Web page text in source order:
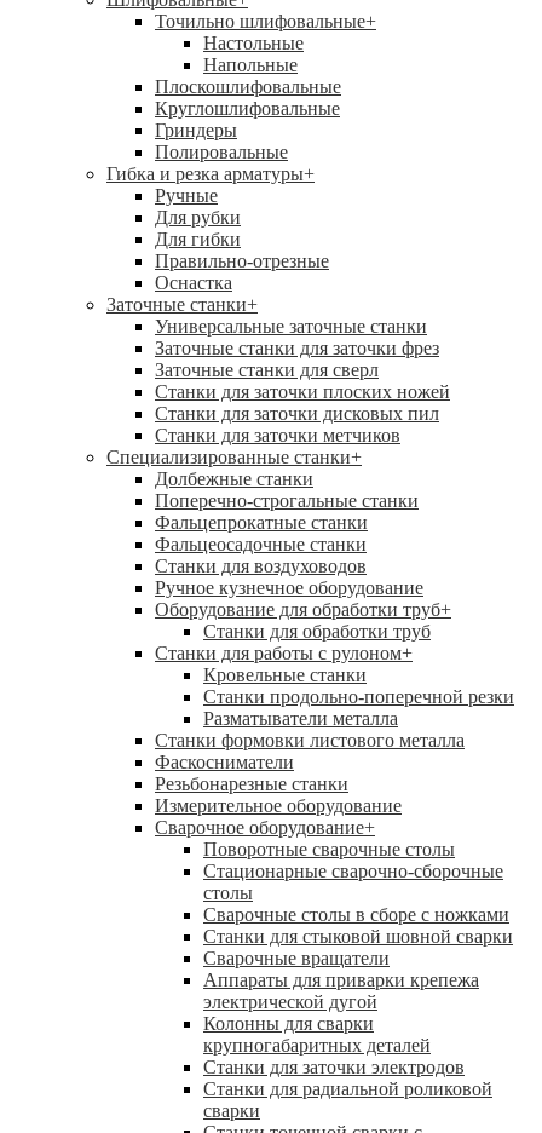
Точильно шлифовальные+
Настольные
Напольные
Плоскошлифовальные
Круглошлифовальные
Гриндеры
Полировальные
Гибка и резка арматуры+
Ручные
Для рубки
Для гибки
Правильно-отрезные
Оснастка
Заточные станки+
Универсальные заточные станки
Заточные станки для заточки фрез
Заточные станки для сверл
Станки для заточки плоских ножей
Станки для заточки дисковых пил
Станки для заточки метчиков
Специализированные станки+
Долбежные станки
Поперечно-строгальные станки
Фальцепрокатные станки
Фальцеосадочные станки
Станки для воздуховодов
Ручное кузнечное оборудование
Оборудование для обработки труб+
Станки для обработки труб
Станки для работы с рулоном+
Кровельные станки
Станки продольно-поперечной резки
Разматыватели металла
Станки формовки листового металла
Фаскосниматели
Резьбонарезные станки
Измерительное оборудование
Сварочное оборудование+
Поворотные сварочные столы
Стационарные сварочно-сборочные
столы
Сварочные столы в сборе с ножками
Станки для стыковой шовной сварки
Сварочные вращатели
Аппараты для приварки крепежа
электрической дугой
Колонны для сварки
крупногабаритных деталей
Станки для заточки электродов
Станки для радиальной роликовой
сварки